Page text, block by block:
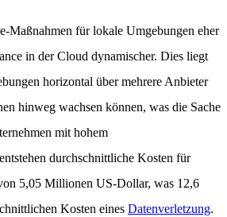
Maßnahmen für lokale Umgebungen eher
in der Cloud dynamischer. Dies liegt
horizontal über mehrere Anbieter
hinweg wachsen können, was die Sache
mit hohem
durchschnittliche Kosten für
5,05 Millionen US-Dollar, was 12,6
Kosten eines Datenverletzung.